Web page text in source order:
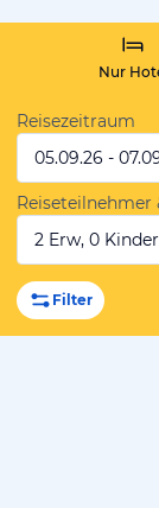
Nur
Reisezeitraum
05.09.26 -
Reiseteilnehmer
2 Erw, 0
Filter